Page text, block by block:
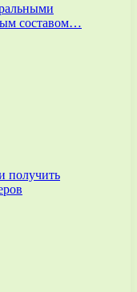
составом…
получить